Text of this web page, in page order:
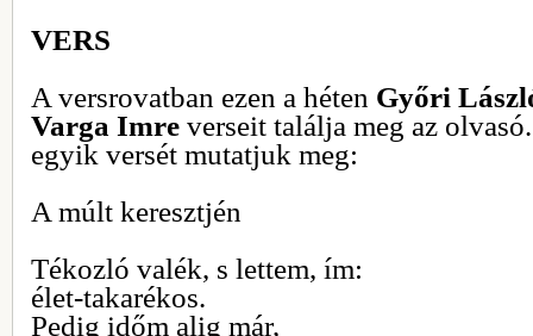
VERS
A versrovatban ezen a héten Győri
Varga Imre verseit találja meg az
egyik versét mutatjuk meg:
A múlt keresztjén
Tékozló valék, s lettem, ím:
élet-takarékos.
Pedig időm alig már,